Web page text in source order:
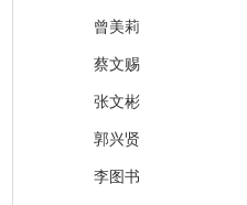
曾美莉
蔡文赐
张文彬
郭兴贤
李图书